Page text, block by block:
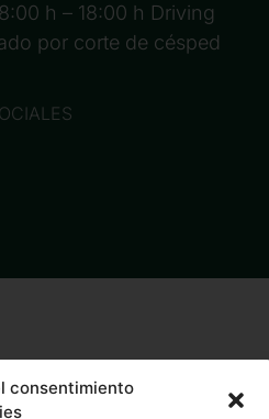
consentimiento
h – 18:00 h Driving
por corte de césped